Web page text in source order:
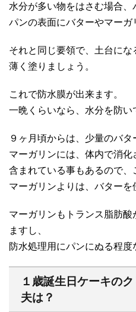
水分が多い物をはさむ場合
パンの表面にバターやマーガ
それと同じ要領で、土台にな
薄く塗りましょう。
これで防水膜が出来ます。
一晩くらいなら、水分を防い
９ヶ月頃からは、少量のバタ
マーガリンには、体内で消化
含まれている事もあるので、
マーガリンよりは、バターを
マーガリンもトランス脂肪
ますし、
防水処理用にパンにぬる程度
１歳誕生日ケーキの
夫は？